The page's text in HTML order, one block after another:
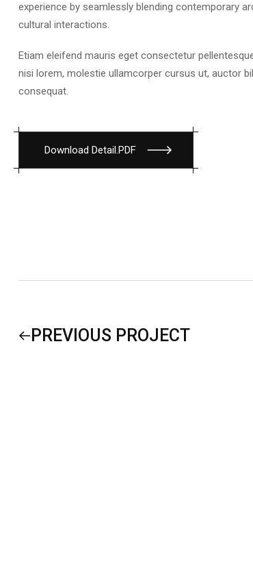
experience by seamlessly blending contemporary
cultural interactions.
Etiam eleifend mauris eget consectetur
nisi lorem, molestie ullamcorper cursus ut, auctor
consequat.
Download Detail.PDF
PREVIOUS PROJECT